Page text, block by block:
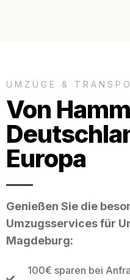
UMZÜGE &
Von
Europa
Genießen Sie die
Umzugsservices für
Magdeburg:
100€ sparen bei